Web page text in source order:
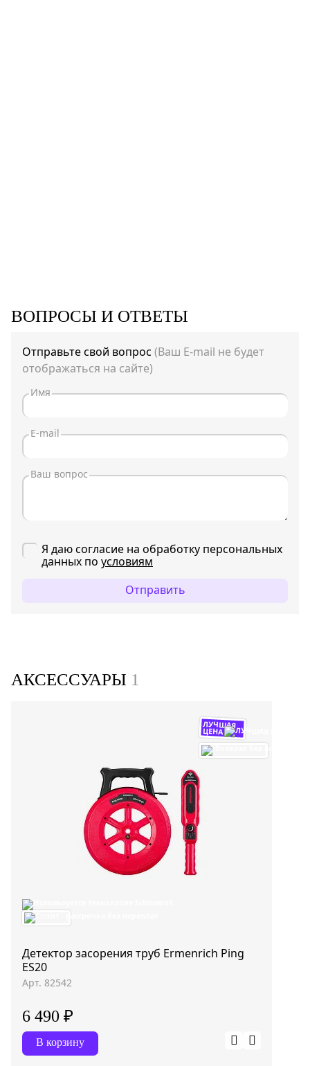
ВОПРОСЫ И ОТВЕТЫ
Отправьте свой вопрос (Ваш E-mail не будет
отображаться на сайте)
Я даю согласие на обработку персональных
данных по условиям
Отправить
АКСЕССУАРЫ 1
ЛУЧШАЯ
ЦЕНА
Детектор засорения труб Ermenrich Ping
ES20
Арт. 82542
6 490 ₽
В корзину